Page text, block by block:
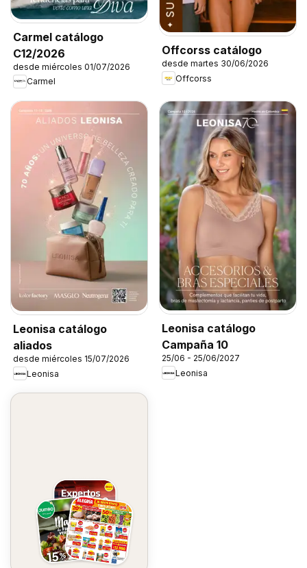
Carmel catálogo
C12/2026
desde miércoles 01/07/2026
Carmel
Offcorss catálogo
desde martes 30/06/2026
Offcorss
Leonisa catálogo
aliados
desde miércoles 15/07/2026
Leonisa
Leonisa catálogo
Campaña 10
25/06 - 25/06/2027
Leonisa